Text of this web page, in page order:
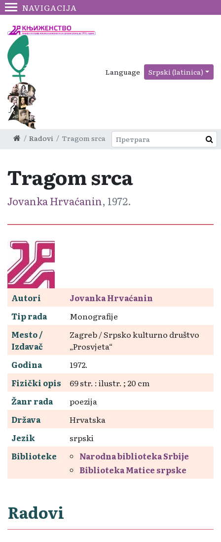
NAVIGACIJA
Language Srpski (latinica)
Radovi Tragom srca
Tragom srca
Jovanka Hrvaćanin, 1972.
Autori
Jovanka Hrvaćanin
Tip rada
Monografije
Mesto /
Izdavač
Zagreb / Srpsko kulturno društvo
„Prosvjeta“
Godina
1972.
Fizički opis
69 str. : ilustr. ; 20 cm
Žanr rada
poezija
Država
Hrvatska
Jezik
srpski
Biblioteke
Narodna biblioteka Srbije
Biblioteka Matice srpske
Radovi